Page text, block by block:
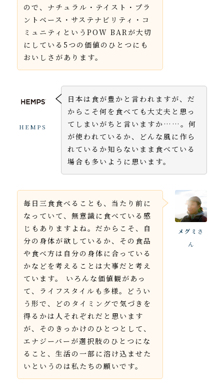
ので、ナチュラル・テイスト・プラ
ントベース・サステナビリティ・コ
ミュニティというPOW BARが大切
にしている5つの価値のひとつにも
おいしさがあります。
HEMPS
日本は食が豊かと言われますが、だ
からこそ何を食べても大丈夫と思っ
てしまいがちと言いますか……。何
が使われているか、どんな風に作ら
れているか知らないまま食べている
場合も多いように思います。
メグミ さ
ん
毎日三食食べることも、当たり前に
なっていて、無意識に食べている感
じもありますよね。だからこそ、自
分の身体が欲しているか、その食品
や食べ方は自分の身体に合っている
かなどを考えることは大事だと考え
ています。 いろんな価値観があっ
て、ライフスタイルも多様。どうい
う形で、どのタイミングで気づきを
得るかは人それぞれだと思います
が、そのきっかけのひとつとして、
エナジーバーが選択肢のひとつにな
ること、生活の一部に溶け込ませた
いというのは私たちの願いです。